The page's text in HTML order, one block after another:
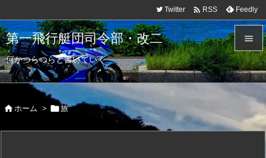
第一飛行艇団司令部・改二
何かつらつらと書いていく


メニュ

サイド

Twitter  RSS Feedly
ホーム > 旅